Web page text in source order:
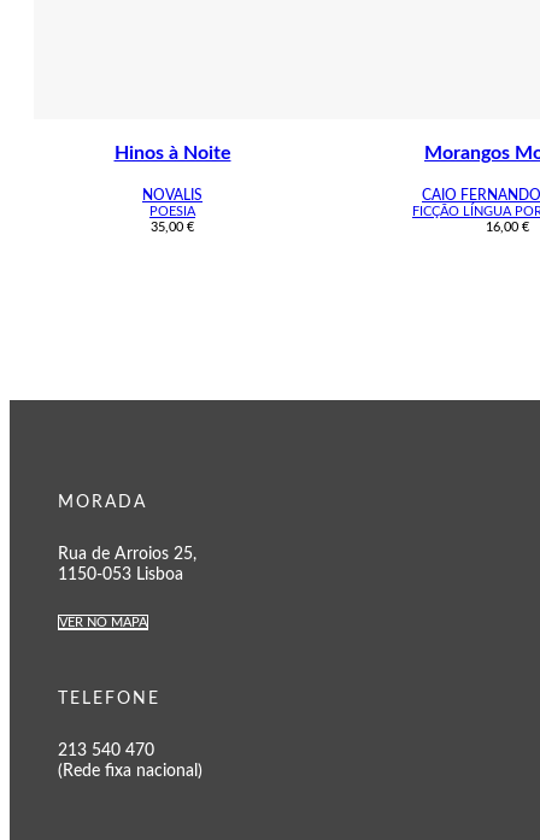
Hinos à Noite
NOVALIS
POESIA
35,00 €
Morangos
CAIO
FICÇÃO LÍNGUA
16,00 €
MORADA
Rua de Arroios 25,
1150-053 Lisboa
VER NO MAPA
TELEFONE
213 540 470
(Rede fixa nacional)